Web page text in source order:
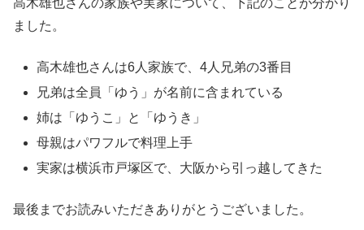
高木雄也さんの家族や実家について、下記のことが分かり
ました。
高木雄也さんは6人家族で、4人兄弟の3番目
兄弟は全員「ゆう」が名前に含まれている
姉は「ゆうこ」と「ゆうき」
母親はパワフルで料理上手
実家は横浜市戸塚区で、大阪から引っ越してきた
最後までお読みいただきありがとうございました。